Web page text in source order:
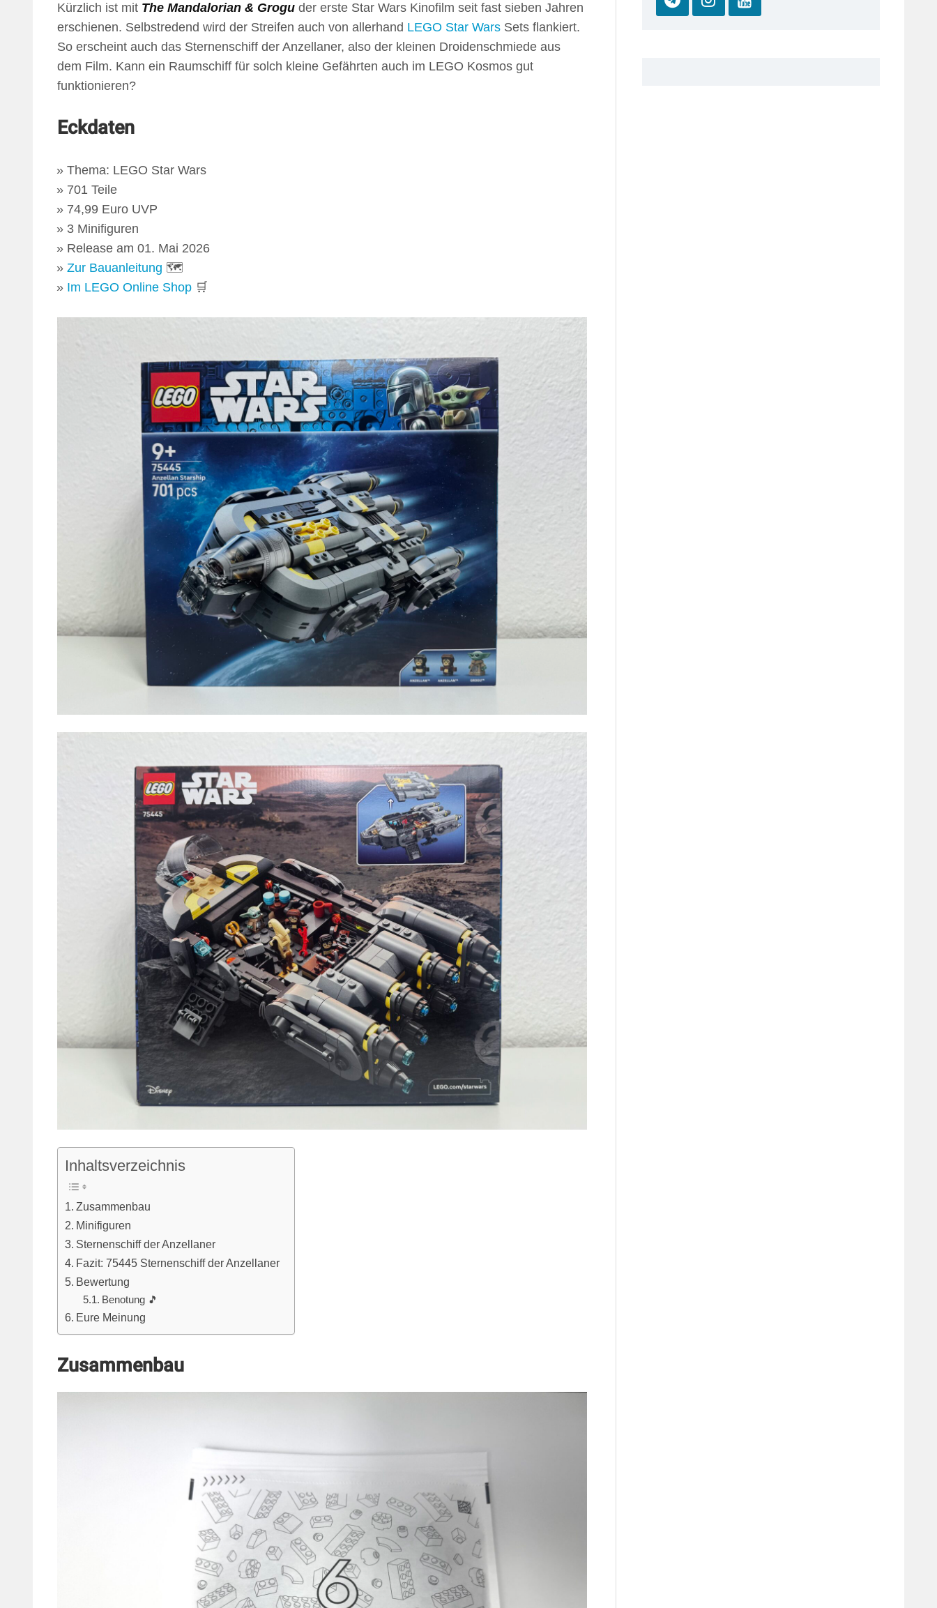
Kürzlich ist mit The Mandalorian & Grogu der erste Star Wars Kinofilm seit fast sieben Jahren
erschienen. Selbstredend wird der Streifen auch von allerhand LEGO Star Wars Sets flankiert.
So erscheint auch das Sternenschiff der Anzellaner, also der kleinen Droidenschmiede aus
dem Film. Kann ein Raumschiff für solch kleine Gefährten auch im LEGO Kosmos gut
funktionieren?
Eckdaten
Thema: LEGO Star Wars
701 Teile
74,99 Euro UVP
3 Minifiguren
Release am 01. Mai 2026
Zur Bauanleitung 🗺
Im LEGO Online Shop 🛒
Inhaltsverzeichnis
Zusammenbau
Minifiguren
Sternenschiff der Anzellaner
Fazit: 75445 Sternenschiff der Anzellaner
Bewertung
Benotung 🎵
Eure Meinung
Zusammenbau